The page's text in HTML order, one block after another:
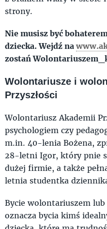
strony.
Nie musisz być
dziecka. Wejdź na
zostań
Wolontariusze i
Przyszłości
Wolontariusz Akademii
psychologiem czy
m.in. 40-lenia Bożena,
28-letni Igor, który pnie
dużej firmie, a także
letnia studentka
Bycie wolontariuszem
oznacza bycia kimś